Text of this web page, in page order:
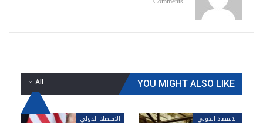
All YOU MIGHT ALSO LIKE
الاقتصاد الدولي الاقتصاد الدولي